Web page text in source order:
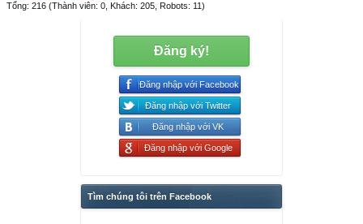
Tổng: 216 (Thành viên: 0, Khách: 205, Robots: 11)
Đăng ký!
Đăng nhập với Facebook
Đăng nhập với Twitter
Đăng nhập với VK
Đăng nhập với Google
Tìm chúng tôi trên Facebook